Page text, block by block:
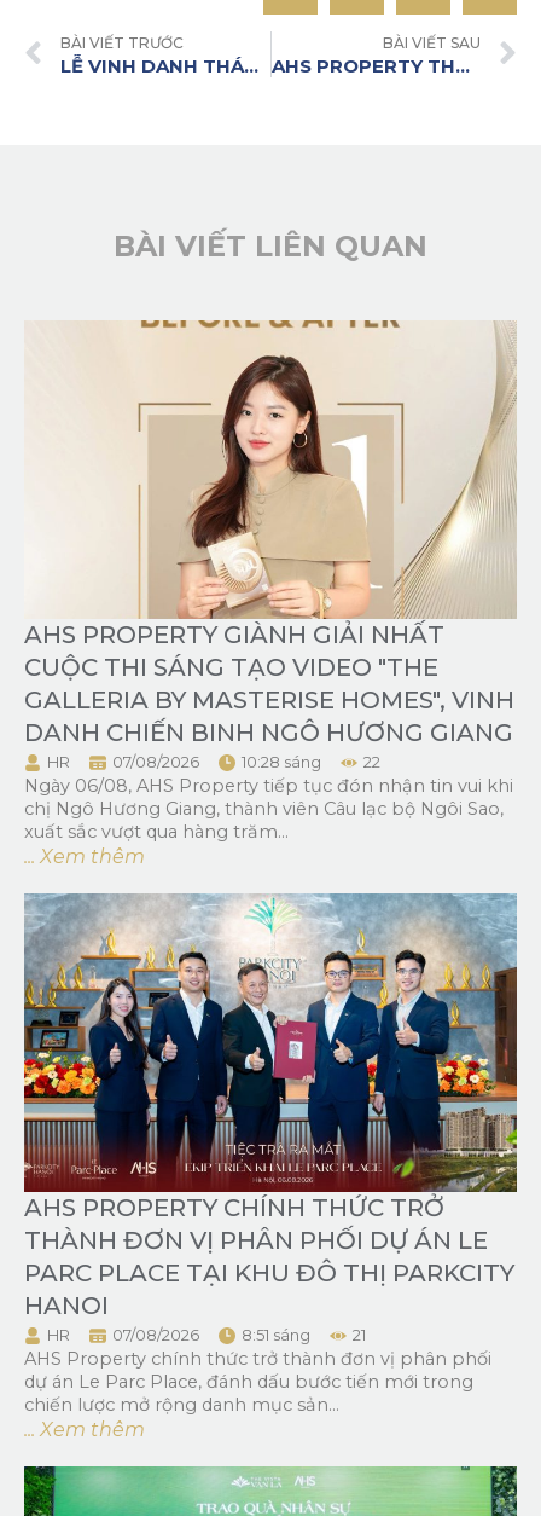
BÀI VIẾT TRƯỚC
LỄ VINH DANH THÁNG 01/2026 – KHAI HỎA: RỰC SÁNG BẢN LĨNH TIÊN PHONG
BÀI VIẾT SAU
AHS PROPERTY THÔNG BÁO LỊCH NGHỈ LỄ TẾT BÍNH NGỌ 2026
BÀI VIẾT LIÊN QUAN
AHS PROPERTY GIÀNH GIẢI NHẤT
CUỘC THI SÁNG TẠO VIDEO "THE
GALLERIA BY MASTERISE HOMES", VINH
DANH CHIẾN BINH NGÔ HƯƠNG GIANG
HR 07/08/2026 10:28 sáng 22
Ngày 06/08, AHS Property tiếp tục đón nhận tin vui khi
chị Ngô Hương Giang, thành viên Câu lạc bộ Ngôi Sao,
xuất sắc vượt qua hàng trăm...
... Xem thêm
AHS PROPERTY CHÍNH THỨC TRỞ
THÀNH ĐƠN VỊ PHÂN PHỐI DỰ ÁN LE
PARC PLACE TẠI KHU ĐÔ THỊ PARKCITY
HANOI
HR 07/08/2026 8:51 sáng 21
AHS Property chính thức trở thành đơn vị phân phối
dự án Le Parc Place, đánh dấu bước tiến mới trong
chiến lược mở rộng danh mục sản...
... Xem thêm